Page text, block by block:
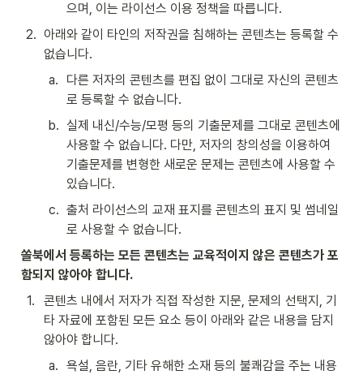
으며, 이는 라이선스 이용 정책을 따릅니다.
2. 아래와 같이 타인의 저작권을 침해하는 콘텐츠는 등록할 수
없습니다.
a.
다른 저자의 콘텐츠를 편집 없이 그대로 자신의 콘텐츠
로 등록할 수 없습니다.
b. 실제 내신/수능/모평 등의 기출문제를 그대로 콘텐츠에
사용할 수 없습니다. 다만, 저자의 창의성을 이용하여
기출문제를 변형한 새로운 문제는 콘텐츠에 사용할 수
있습니다.
c. 출처 라이선스의 교재 표지를 콘텐츠의 표지 및 썸네일
로 사용할 수 없습니다.
쏠북에서 등록하는 모든 콘텐츠는 교육적이지 않은 콘텐츠가 포
함되지 않아야 합니다.
1.
콘텐츠 내에서 저자가 직접 작성한 지문, 문제의 선택지, 기
타 자료에 포함된 모든 요소 등이 아래와 같은 내용을 담지
않아야 합니다.
a. 욕설, 음란, 기타 유해한 소재 등의 불쾌감을 주는 내용